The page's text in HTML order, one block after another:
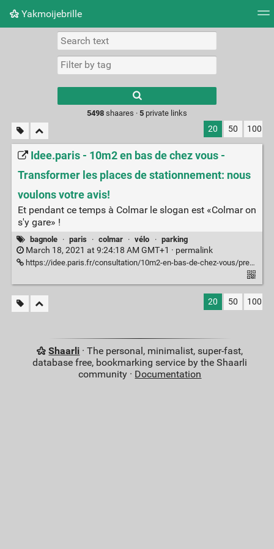
Yakmoijebrille
Picture wall
results.
5498shaares · 5private links
20 50 100
Idee.paris - 10m2 en bas de chez vous -
Transformer les places de stationnement: nous
voulons votre avis!
Et pendant ce temps à Colmar le slogan est «Colmar on
s'y gare» !
bagnole · paris · colmar · vélo · parking
March 18, 2021 at 9:24:18 AM GMT+1 · permalink
https://idee.paris.fr/consultation/10m2-en-bas-de-chez-vous/presentation/transformer-les-places-de-stationnement-nous-voulons-votre-avis
20 50 100
Shaarli · The personal, minimalist, super-fast,
database free, bookmarking service by the Shaarli
community · Documentation